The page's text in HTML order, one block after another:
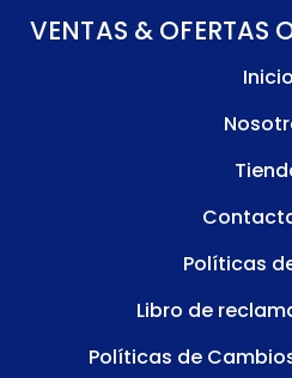
VENTAS & OFERTAS
Inicio
Políticas
Libro de
Políticas de